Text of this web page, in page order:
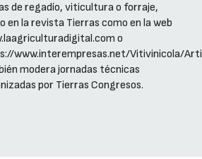
de regadío, viticultura o forraje,
en la revista Tierras como en la web
o
www.interempresas.net/Vitivinicola/
modera jornadas técnicas
por Tierras Congresos.